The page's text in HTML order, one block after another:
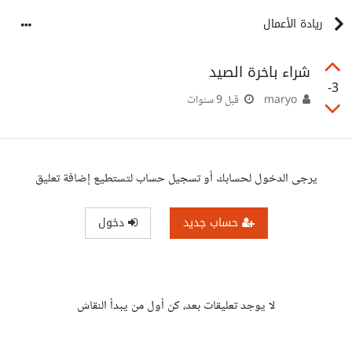
ريادة الأعمال
-3
شراء باخرة الصيد
قبل 9 سنوات
يرجى الدخول لحسابك أو تسجيل حساب لتستطيع إضافة تعليق
حساب جديد دخول
لا يوجد تعليقات بعد، كن أول من يبدأ النقاش